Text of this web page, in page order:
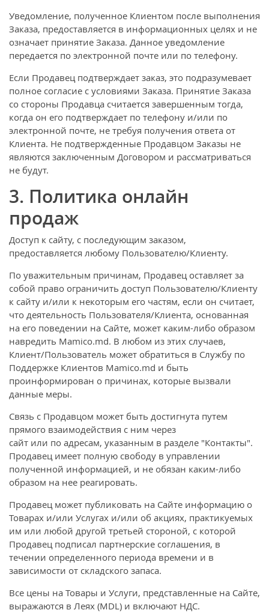
Уведомление, полученное Клиентом после выполнения
Заказа, предоставляется в информационных целях и не
означает принятие Заказа. Данное уведомление
передается по электронной почте или по телефону.
Если Продавец подтверждает заказ, это подразумевает
полное согласие с условиями Заказа. Принятие Заказа
со стороны Продавца считается завершенным тогда,
когда он его подтверждает по телефону и/или по
электронной почте, не требуя получения ответа от
Клиента. Не подтвержденные Продавцом Заказы не
являются заключенным Договором и рассматриваться
не будут.
3. Политика онлайн
продаж
Доступ к сайту, с последующим заказом,
предоставляется любому Пользователю/Клиенту.
По уважительным причинам, Продавец оставляет за
собой право ограничить доступ Пользователю/Клиенту
к сайту и/или к некоторым его частям, если он считает,
что деятельность Пользователя/Клиента, основанная
на его поведении на Сайте, может каким-либо образом
навредить Mamico.md. В любом из этих случаев,
Клиент/Пользователь может обратиться в Службу по
Поддержке Клиентов Mamico.md и быть
проинформирован о причинах, которые вызвали
данные меры.
Связь с Продавцом может быть достигнута путем
прямого взаимодействия с ним через
сайт или по адресам, указанным в разделе "Контакты".
Продавец имеет полную свободу в управлении
полученной информацией, и не обязан каким-либо
образом на нее реагировать.
Продавец может публиковать на Сайте информацию о
Товарах и/или Услугах и/или об акциях, практикуемых
им или любой другой третьей стороной, с которой
Продавец подписал партнерские соглашения, в
течении определенного периода времени и в
зависимости от складского запаса.
Все цены на Товары и Услуги, представленные на Сайте,
выражаются в Леях (MDL) и включают НДС.